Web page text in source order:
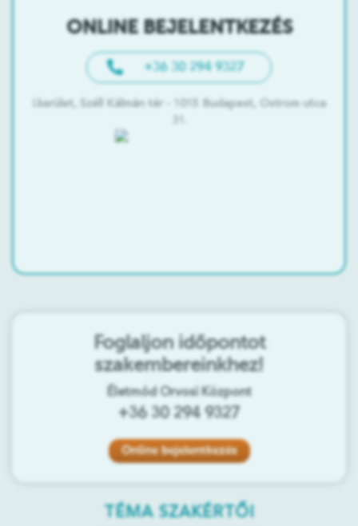
ONLINE BEJELENTKEZÉS
+36 30 294 9327
I.kerület, Széll Kálmán tér - 1015 Budapest, Ostrom utca
Foglaljon időpontot
szakembereinkhez!
Életmód Orvosi Központ
+36 30 294 9327
Online bejelentkezés
TÉMA SZAKÉRTŐI